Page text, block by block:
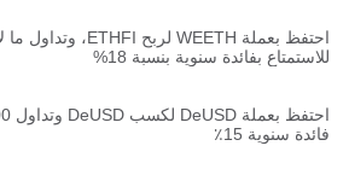
للاستمتاع بفائدة سنوية بنسبة 18%
فائدة سنوية 15٪